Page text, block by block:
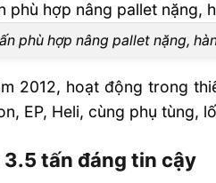
phù hợp nâng pallet nặng,
2012, hoạt động trong
EP, Heli, cùng phụ
tấn đáng tin cậy